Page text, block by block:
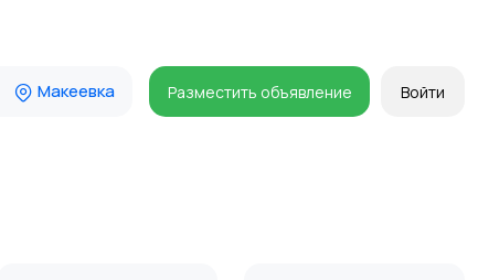
Макеевка Разместить объявление Войти